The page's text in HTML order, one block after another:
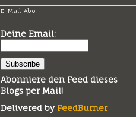
E-Mail-Abo
Deine Email:
Abonniere den Feed dieses
Blogs per Mail!
Delivered by FeedBurner